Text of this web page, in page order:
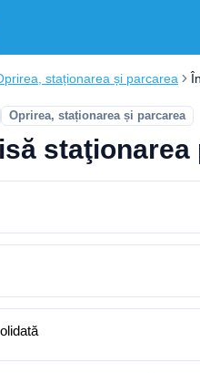
staționarea și parcarea
Oprirea, staționarea și parcarea